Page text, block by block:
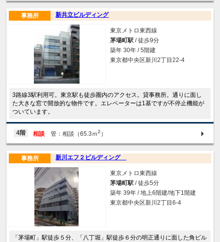
新共立ビルディング
事務所
東京メトロ東西線
茅場町駅 / 徒歩9分
築年 30年 / 5階建
東京都中央区新川2丁目22-4
3路線3駅利用可。東京駅も徒歩圏内のアクセス。貸事務所。通りに面し
た大きな窓で開放的な物件です。エレベーターは1基ですが不停止機能が
ついています。
4階 相談 管：相談（65.3ｍ2 ）
新川エフ２ビルディング
事務所
東京メトロ東西線
茅場町駅 / 徒歩5分
築年 39年 / 地上6階建/地下1階建
東京都中央区新川2丁目6-4
「茅場町」駅徒歩５分、「八丁堀」駅徒歩６分の明正通りに面した角ビル